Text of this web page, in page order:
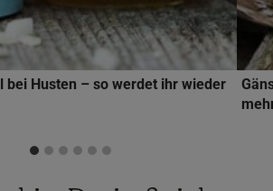
bei Husten – so werdet ihr wieder